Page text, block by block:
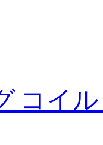
コイ